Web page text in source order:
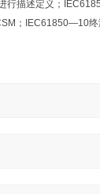
行描述定义；
；IEC61850—10终